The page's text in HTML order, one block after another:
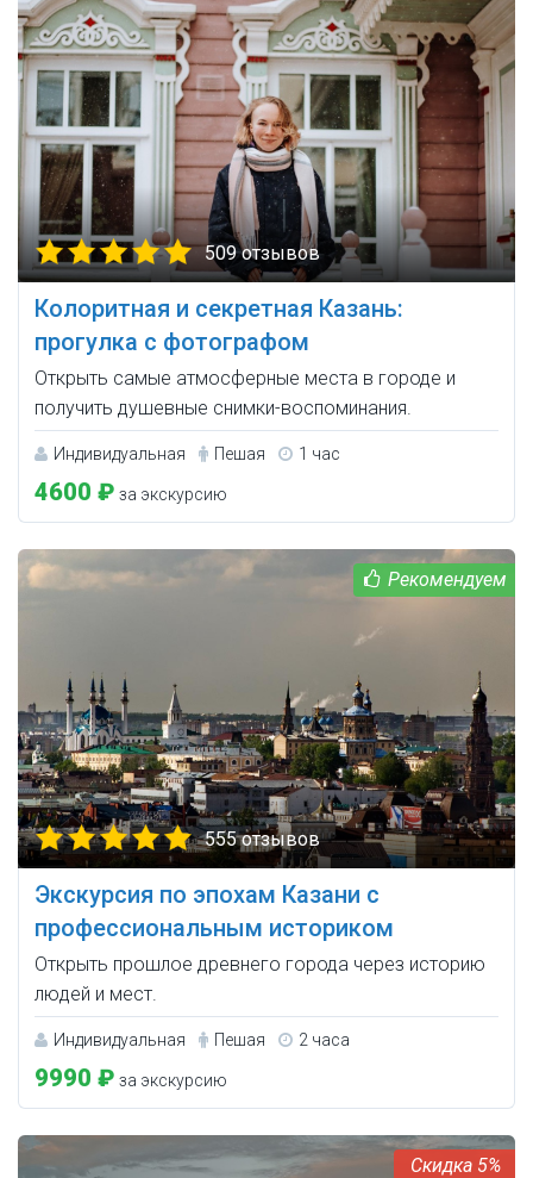
509 отзывов
Колоритная и секретная Казань:
прогулка с фотографом
Открыть самые атмосферные места в городе и
получить душевные снимки-воспоминания.
Индивидуальная Пешая 1 час
4600 ₽ за экскурсию
555 отзывов
Экскурсия по эпохам Казани с
профессиональным историком
Открыть прошлое древнего города через историю
людей и мест.
Индивидуальная Пешая 2 часа
9990 ₽ за экскурсию
5%